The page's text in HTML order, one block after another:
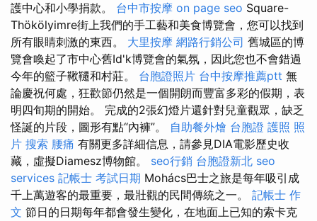
護中心和小學捐款。 台中市按摩 on page seo Square-
Thökölyimre街上我們的手工藝和美食博覽會，您可以找到
所有眼睛刺激的東西。 大里按摩 網路行銷公司 舊城區的博
覽會喚起了市中心舊Id'k博覽會的氣氛，因此您也不會錯過
今年的籃子鞦韆和村莊。 台胞證照片 台中按摩推薦ptt 無
論慶祝何處，狂歡節仍然是一個開朗而豐富多彩的假期，表
明四旬期的開始。 完成的2張幻燈片還針對兒童觀眾，缺乏
怪誕的片段，圖形有點“內褲”。 自助餐外燴 台胞證 護照 照
片 搜索 腰痛 有關更多詳細信息，請參見DIA電影歷史收
藏，虛擬Diamesz博物館。 seo行銷 台胞證新北 seo
services 記帳士 考試日期 Mohács巴士之旅是每年吸引成
千上萬遊客的最重要，最壯觀的民間傳統之一。 記帳士 作
文 節日的日期每年都會發生變化，在地面上已知的索卡克